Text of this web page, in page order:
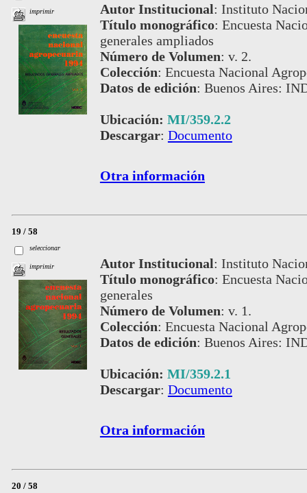
imprimir Autor Institucional: Instituto
Título monográfico: Encuesta
generales ampliados
Número de Volumen: v. 2.
Colección: Encuesta Nacional
Datos de edición: Buenos Aires:
Ubicación: MI/359.2.2
Descargar: Documento
Otra información
19 / 58
seleccionar
imprimir Autor Institucional: Instituto
Título monográfico: Encuesta
generales
Número de Volumen: v. 1.
Colección: Encuesta Nacional
Datos de edición: Buenos Aires:
Ubicación: MI/359.2.1
Descargar: Documento
Otra información
20 / 58